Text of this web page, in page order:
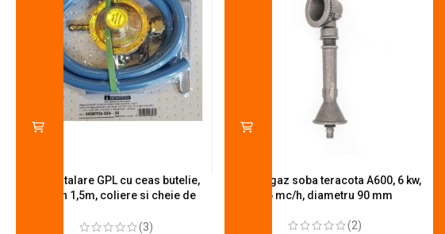
Kit instalare GPL cu ceas butelie,
furtun 1,5m, coliere si cheie de
(3)
Arzator gaz soba teracota A600, 6 kw,
0.6 mc/h, diametru 90 mm
(2)